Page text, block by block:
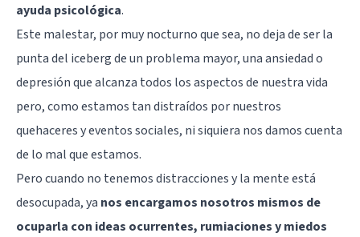
ayuda psicológica.
Este malestar, por muy nocturno que sea, no deja de ser la
punta del iceberg de un problema mayor, una ansiedad o
depresión que alcanza todos los aspectos de nuestra vida
pero, como estamos tan distraídos por nuestros
quehaceres y eventos sociales, ni siquiera nos damos cuenta
de lo mal que estamos.
Pero cuando no tenemos distracciones y la mente está
desocupada, ya nos encargamos nosotros mismos de
ocuparla con ideas ocurrentes, rumiaciones y miedos